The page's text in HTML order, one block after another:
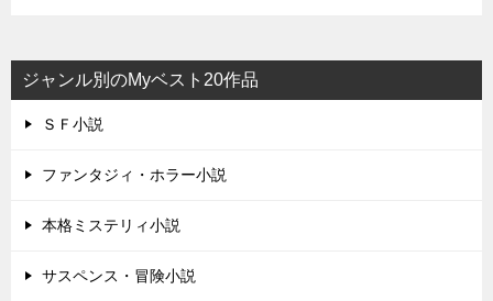
ジャンル別のMyベスト20作品
ＳＦ小説
ファンタジィ・ホラー小説
本格ミステリィ小説
サスペンス・冒険小説